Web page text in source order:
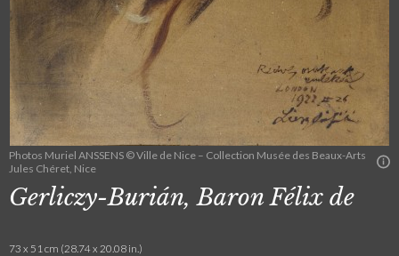
Photos Muriel ANSSENS © Ville de Nice – Collection Musée des Beaux-Arts
Jules Chéret, Nice
Gerliczy-Burián, Baron Félix de
73 x 51 cm (28.74 x 20.08 in.)